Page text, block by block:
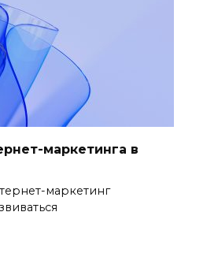
маркетинга в
маркетинг